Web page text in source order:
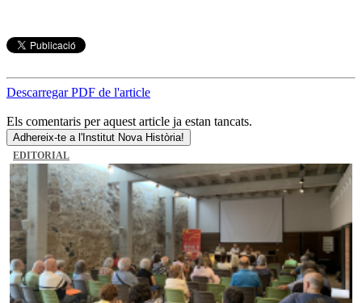
Descarregar PDF de l'article
Els comentaris per aquest article ja estan tancats.
Adhereix-te a l'Institut Nova Història!
EDITORIAL